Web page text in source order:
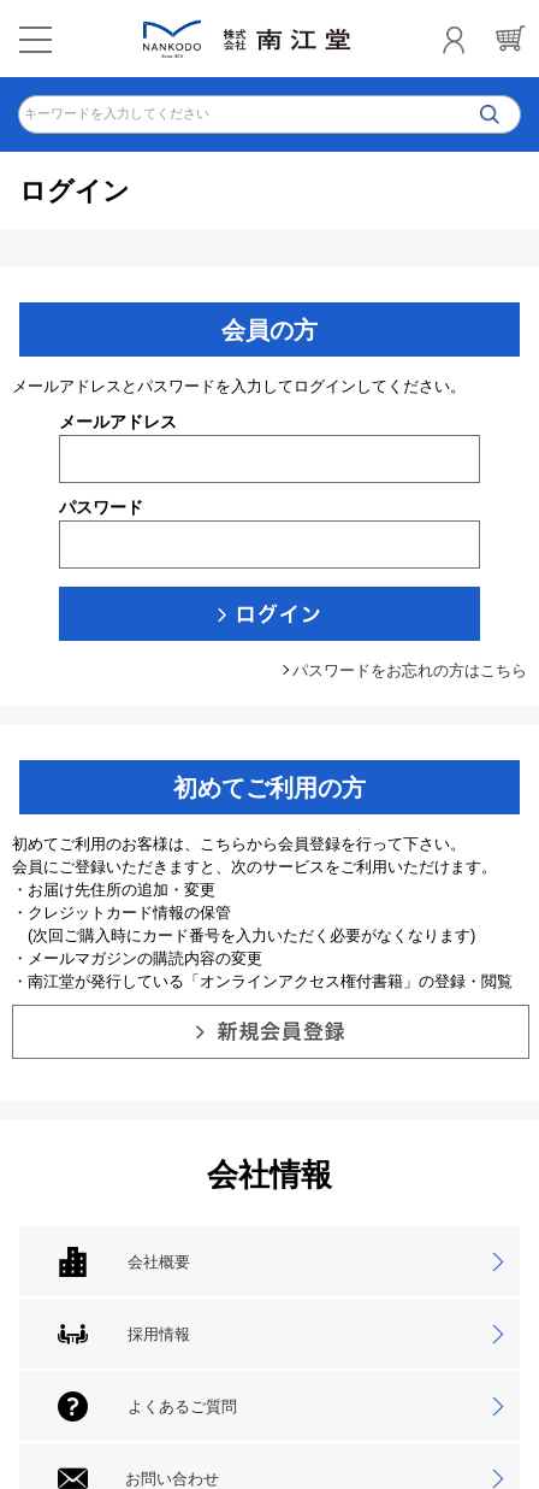
キーワードを入力してください
ログイン
会員の方
メールアドレスとパスワードを入力してログインしてください。
メールアドレス
パスワード
パスワードをお忘れの方はこちら
初めてご利用の方
初めてご利用のお客様は、こちらから会員登録を行って下さい。
会員にご登録いただきますと、次のサービスをご利用いただけます。
・お届け先住所の追加・変更
・クレジットカード情報の保管
(次回ご購入時にカード番号を入力いただく必要がなくなります)
・メールマガジンの購読内容の変更
・南江堂が発行している「オンラインアクセス権付書籍」の登録・閲覧
会社情報
会社概要
採用情報
よくあるご質問
お問い合わせ